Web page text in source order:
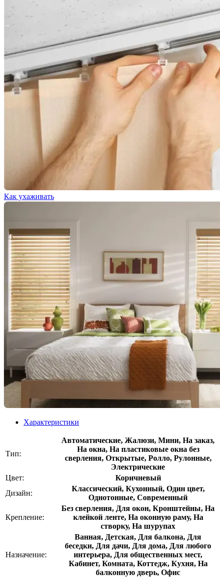
Как ухаживать
Характеристики
Тип:
Автоматические, Жалюзи, Мини, На заказ,
На окна, На пластиковые окна без
сверления, Открытые, Ролло, Рулонные,
Электрические
Цвет:
Коричневый
Дизайн:
Классический, Кухонный, Один цвет,
Однотонные, Современный
Крепление:
Без сверления, Для окон, Кронштейны, На
клейкой ленте, На оконную раму, На
створку, На шурупах
Назначение:
Ванная, Детская, Для балкона, Для
беседки, Для дачи, Для дома, Для любого
интерьера, Для общественных мест,
Кабинет, Комната, Коттедж, Кухня, На
балконную дверь, Офис